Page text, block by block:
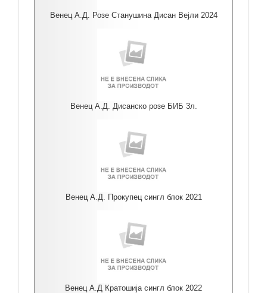
Венец А.Д. Розе Станушина Дисан Вејли 2024
Венец А.Д. Дисанско розе БИБ 3л.
Венец А.Д. Прокупец сингл блок 2021
Венец А.Д Кратошија сингл блок 2022